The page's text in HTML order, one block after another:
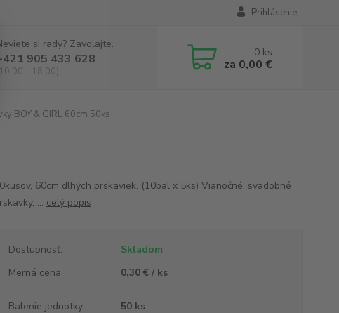
Prihlásenie
si rady? Zavolajte.
905 433 628
- 18.00)
0 ks
za 0,00 €
BOY & GIRL 60cm 50ks
60cm dlhých prskaviek. (10bal x 5ks) Vianočné, svadobné
... celý popis
Dostupnosť:
Skladom
Merná cena
0,30 € / ks
Balenie jednotky 50 ks